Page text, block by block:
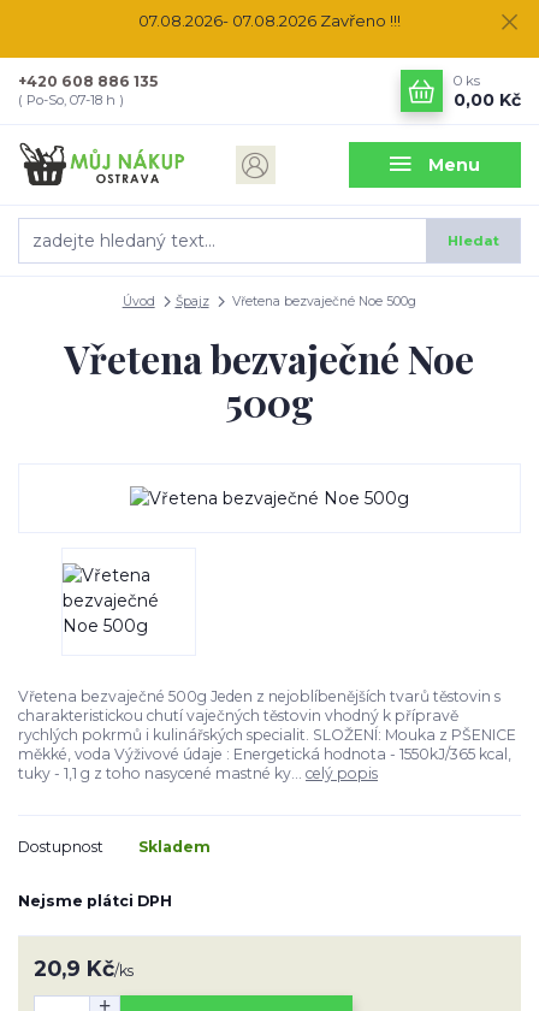
07.08.2026- 07.08.2026 Zavřeno !!!
Menu
Hledat
+420 608 886 135
( Po-So, 07-18 h )
0 ks
0,00 Kč
Úvod Špajz Vřetena bezvaječné Noe 500g
Vřetena bezvaječné Noe
500g
Vřetena bezvaječné 500g Jeden z nejoblíbenějších tvarů těstovin s
charakteristickou chutí vaječných těstovin vhodný k přípravě
rychlých pokrmů i kulinářských specialit. SLOŽENÍ: Mouka z PŠENICE
měkké, voda Výživové údaje : Energetická hodnota - 1550kJ/365 kcal,
tuky - 1,1 g z toho nasycené mastné ky... celý popis
Dostupnost Skladem
Nejsme plátci DPH
20,9 Kč/ks